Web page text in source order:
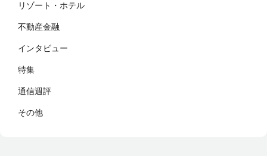
リゾート・ホテル
不動産金融
インタビュー
特集
通信週評
その他